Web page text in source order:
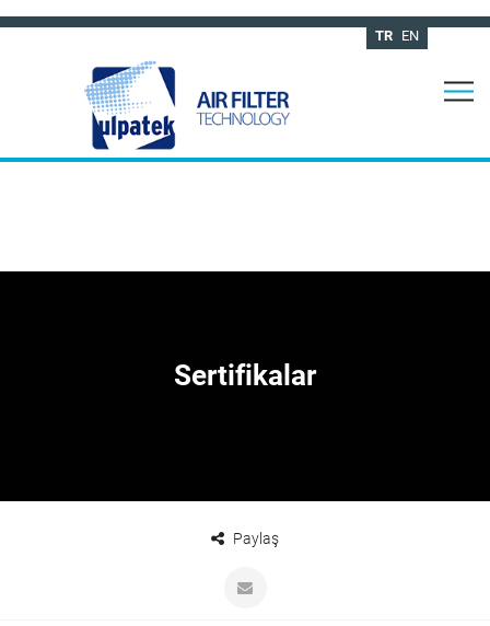
TR EN
Sertifikalar
Paylaş